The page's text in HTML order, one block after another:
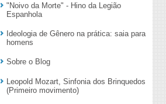
"Noivo da Morte" - Hino da Legião
Espanhola
Ideologia de Gênero na prática: saia para
homens
Sobre o Blog
Leopold Mozart, Sinfonia dos Brinquedos
(Primeiro movimento)